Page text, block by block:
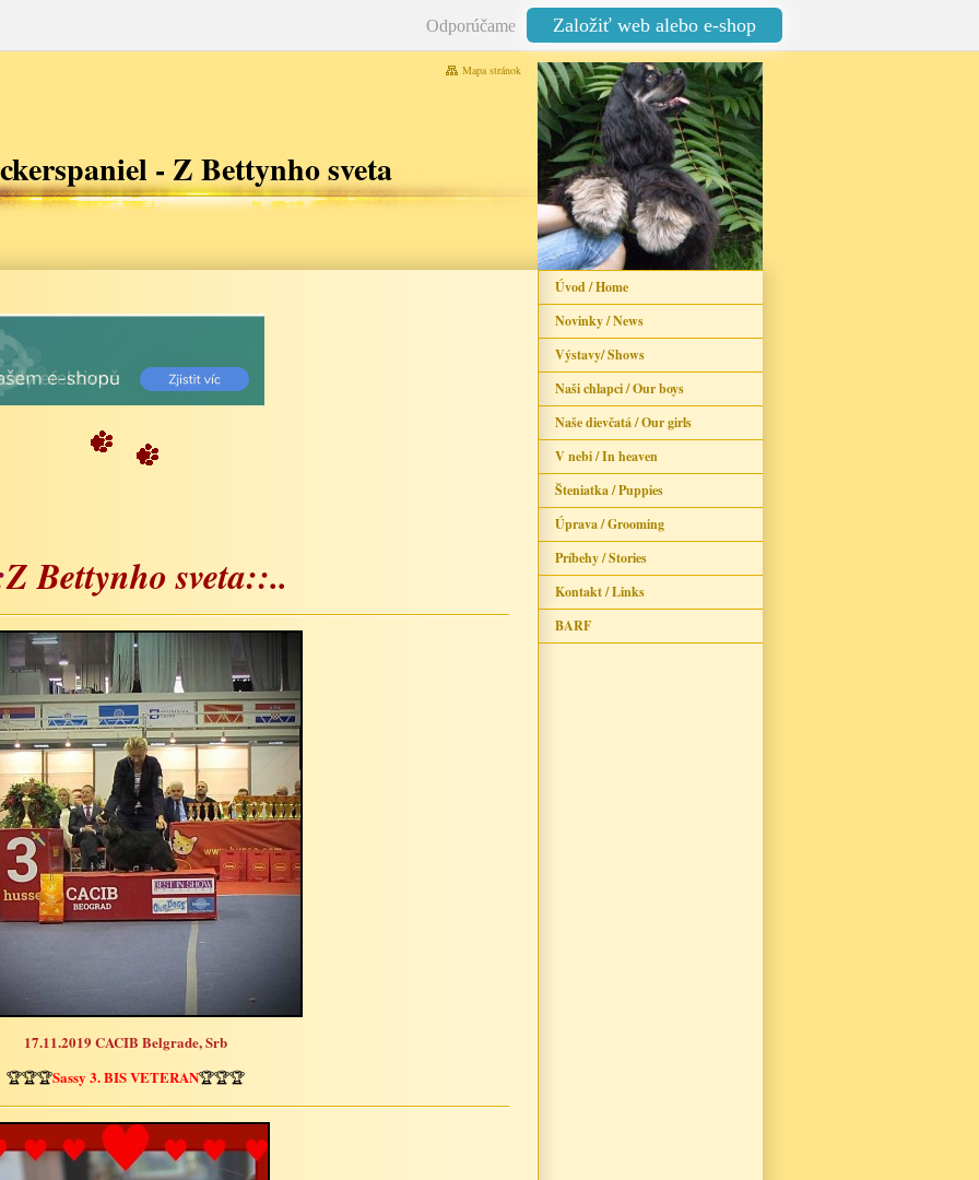
Odporúčame Založiť web alebo e-shop
- Z Bettynho sveta
Mapa stránok
Z Bettynho sveta::..
17.11.2019 CACIB Belgrade, Srb
🏆🏆🏆Sassy 3. BIS VETERAN🏆🏆🏆
Úvod / Home
Novinky / News
Výstavy/ Shows
Naši chlapci / Our boys
Naše dievčatá / Our girls
V nebi / In heaven
Šteniatka / Puppies
Úprava / Grooming
Príbehy / Stories
Kontakt / Links
BARF